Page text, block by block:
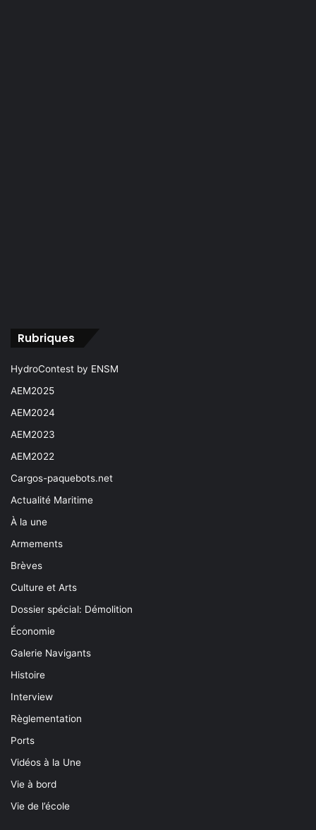
Rubriques
HydroContest by ENSM
AEM2025
AEM2024
AEM2023
AEM2022
Cargos-paquebots.net
Actualité Maritime
À la une
Armements
Brèves
Culture et Arts
Dossier spécial: Démolition
Économie
Galerie Navigants
Histoire
Interview
Règlementation
Ports
Vidéos à la Une
Vie à bord
Vie de l’école